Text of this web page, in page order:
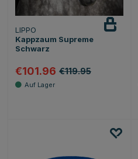
LIPPO
Kappzaum Supreme
Schwarz
€101.96 €119.95